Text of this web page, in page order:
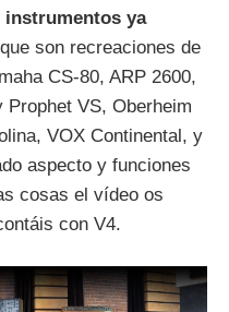
instrumentos ya
son recreaciones de
CS-80, ARP 2600,
VS, Oberheim
VOX Continental, y
aspecto y funciones
cosas el vídeo os
con V4.